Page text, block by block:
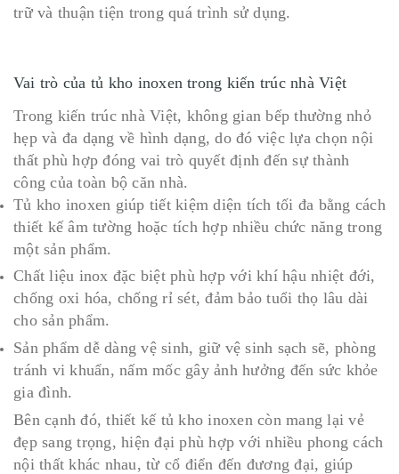
trữ và thuận tiện trong quá trình sử dụng.
Vai trò của tủ kho inoxen trong kiến trúc nhà Việt
Trong kiến trúc nhà Việt, không gian bếp thường nhỏ
hẹp và đa dạng về hình dạng, do đó việc lựa chọn nội
thất phù hợp đóng vai trò quyết định đến sự thành
công của toàn bộ căn nhà.
Tủ kho inoxen giúp tiết kiệm diện tích tối đa bằng cách
thiết kế âm tường hoặc tích hợp nhiều chức năng trong
một sản phẩm.
Chất liệu inox đặc biệt phù hợp với khí hậu nhiệt đới,
chống oxi hóa, chống rỉ sét, đảm bảo tuổi thọ lâu dài
cho sản phẩm.
Sản phẩm dễ dàng vệ sinh, giữ vệ sinh sạch sẽ, phòng
tránh vi khuẩn, nấm mốc gây ảnh hưởng đến sức khỏe
gia đình.
Bên cạnh đó, thiết kế tủ kho inoxen còn mang lại vẻ
đẹp sang trọng, hiện đại phù hợp với nhiều phong cách
nội thất khác nhau, từ cổ điển đến đương đại, giúp